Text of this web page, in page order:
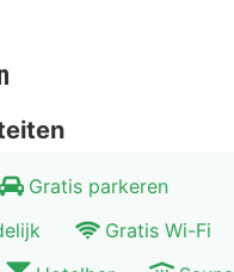
Gratis parkeren
Gratis Wi-Fi